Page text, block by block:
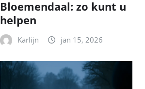
Bloemendaal: zo kunt u
helpen
Karlijn jan 15, 2026